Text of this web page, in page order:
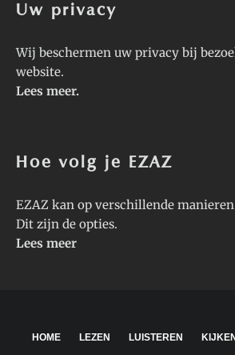
Uw privacy
Wij beschermen uw privacy bij
website.
Lees meer.
Hoe volg je EZAZ
EZAZ kan op verschillende
Dit zijn de opties.
Lees meer
HOME LEZEN LUISTEREN KIJKEN